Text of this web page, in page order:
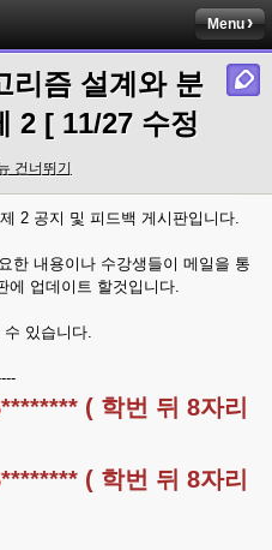
Menu
리즘 설계와 분
2 [ 11/27 수정
건너뛰기
2 공지 및 피드백 게시판입니다.
한 내용이나 수강생들이 메일을 통
에 업데이트 할것입니다.
있습니다.
( 학번 뒤 8자리
( 학번 뒤 8자리